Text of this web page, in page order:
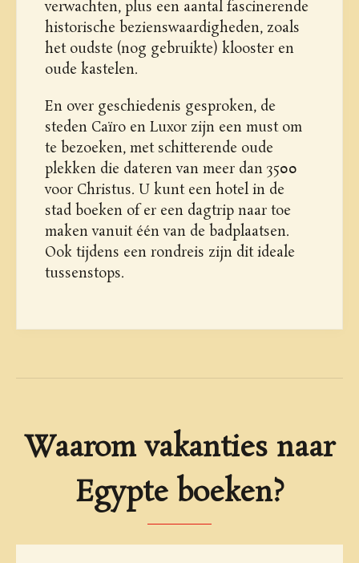
verwachten, plus een aantal fascinerende
historische bezienswaardigheden, zoals
het oudste (nog gebruikte) klooster en
oude kastelen.
En over geschiedenis gesproken, de
steden Caïro en Luxor zijn een must om
te bezoeken, met schitterende oude
plekken die dateren van meer dan 3500
voor Christus. U kunt een hotel in de
stad boeken of er een dagtrip naar toe
maken vanuit één van de badplaatsen.
Ook tijdens een rondreis zijn dit ideale
tussenstops.
Waarom vakanties naar
Egypte boeken?